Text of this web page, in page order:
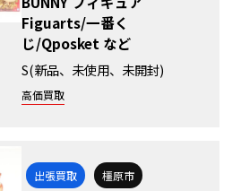
Figuarts/一番く
じ/Qposket など
S(新品、未使用、未開封)
高価買取
出張買取 橿原市